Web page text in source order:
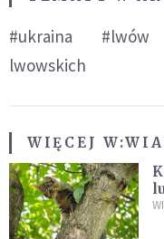
#ukraina #lwów
lwowskich
WIĘCEJ W: